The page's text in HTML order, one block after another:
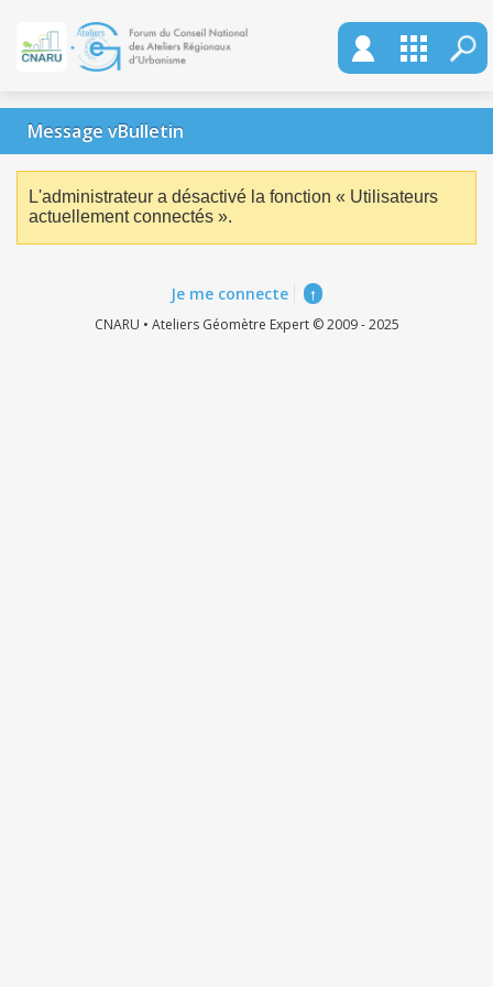
Message vBulletin
L'administrateur a désactivé la fonction « Utilisateurs
actuellement connectés ».
Je me connecte ↑
CNARU • Ateliers Géomètre Expert © 2009 - 2025